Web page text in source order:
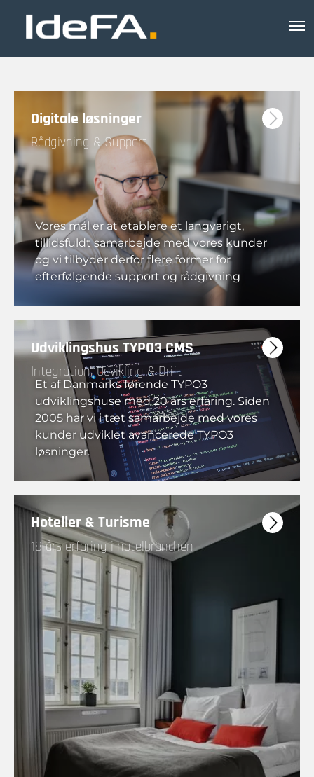
Digitale løsninger
Rådgivning & Support
Vores mål er at etablere et langvarigt,
tillidsfuldt samarbejde med vores kunder
og vi tilbyder derfor flere former for
efterfølgende support og rådgivning
Udviklingshus TYPO3 CMS
Integration, Udvikling & Drift
Et af Danmarks førende TYPO3
udviklingshuse med 20 års erfaring. Siden
2005 har vi i tæt samarbejde med vores
kunder udviklet avancerede TYPO3
løsninger.
Hoteller & Turisme
18 års erfaring i hotelbranchen